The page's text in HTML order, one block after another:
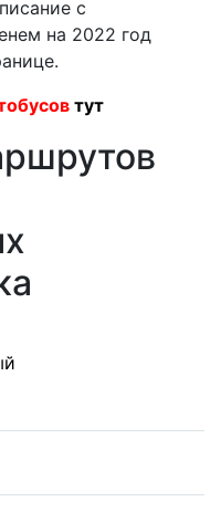
с
на 2022 год
тут